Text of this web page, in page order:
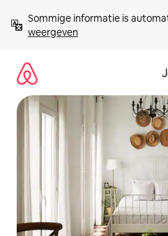
direct
naar
Sommige informatie is
weergeven